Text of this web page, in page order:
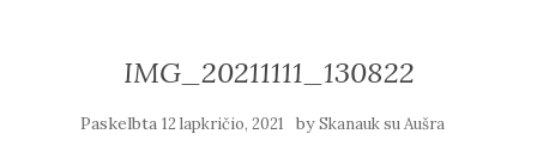
IMG_20211111_130822
Paskelbta 12 lapkričio, 2021 bySkanauk su Aušra